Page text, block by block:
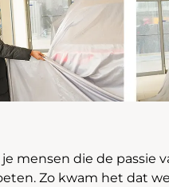
je mensen die de passie
Zo kwam het dat